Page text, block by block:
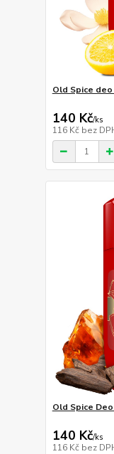
Old Spice
140 Kč/ks
116 Kč bez
Old Spice
140 Kč/ks
116 Kč bez